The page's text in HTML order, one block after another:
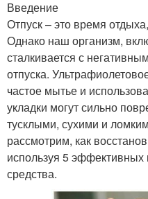
Введение
Отпуск – это время
Однако наш организм,
сталкивается с
отпуска.
частое мытье и
укладки могут сильно
тусклыми, сухими и
рассмотрим, как
используя 5
средства.